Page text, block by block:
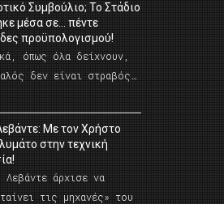
Συμβούλιο; Το Στάδιο
μέσα σε… πέντε
προϋπολογισμού!
όπως όλα δείχνουν,
δεν είναι στραβός…
Με τον Χρήστο
στην τεχνική
Λεβάντε άρχισε να
τις μηχανές» του